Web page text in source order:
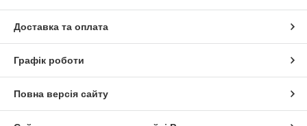
Доставка та оплата
Графік роботи
Повна версія сайту